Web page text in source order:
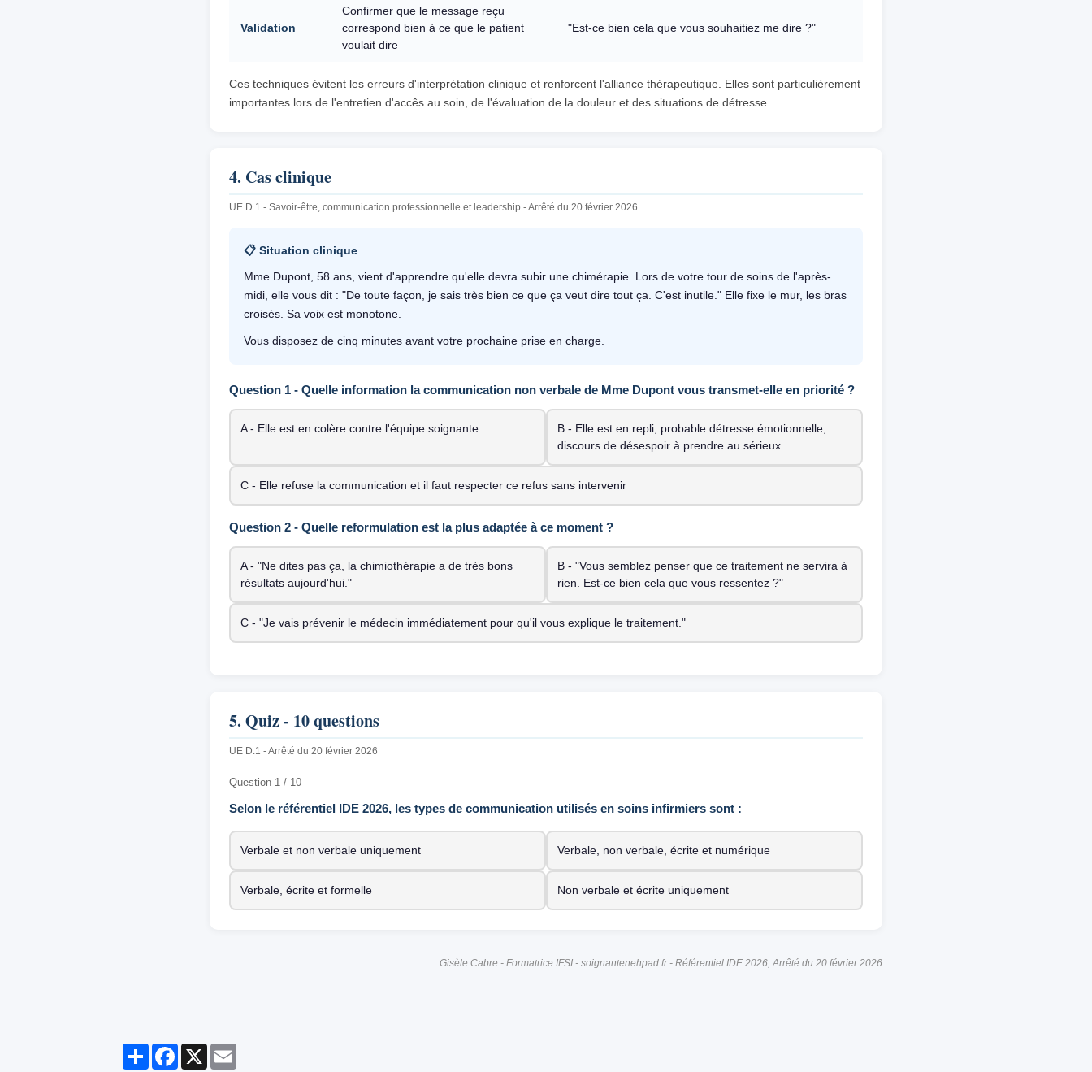
Validation
Confirmer que le message reçu
correspond bien à ce que le patient
voulait dire
"Est-ce bien cela que vous souhaitiez me dire ?"
Ces techniques évitent les erreurs d'interprétation clinique et renforcent l'alliance thérapeutique. Elles sont particulièrement
importantes lors de l'entretien d'accês au soin, de l'évaluation de la douleur et des situations de détresse.
4. Cas clinique
UE D.1 - Savoir-être, communication professionnelle et leadership - Arrêté du 20 février 2026
📋 Situation clinique
Mme Dupont, 58 ans, vient d'apprendre qu'elle devra subir une chimérapie. Lors de votre tour de soins de l'après-
midi, elle vous dit : "De toute façon, je sais très bien ce que ça veut dire tout ça. C'est inutile." Elle fixe le mur, les bras
croisés. Sa voix est monotone.
Vous disposez de cinq minutes avant votre prochaine prise en charge.
Question 1 - Quelle information la communication non verbale de Mme Dupont vous transmet-elle en priorité ?
A - Elle est en colère contre l'équipe soignante
B - Elle est en repli, probable détresse émotionnelle,
discours de désespoir à prendre au sérieux
C - Elle refuse la communication et il faut respecter ce refus sans intervenir
Question 2 - Quelle reformulation est la plus adaptée à ce moment ?
A - "Ne dites pas ça, la chimiothérapie a de très bons
résultats aujourd'hui."
B - "Vous semblez penser que ce traitement ne servira à
rien. Est-ce bien cela que vous ressentez ?"
C - "Je vais prévenir le médecin immédiatement pour qu'il vous explique le traitement."
5. Quiz - 10 questions
UE D.1 - Arrêté du 20 février 2026
Question 1 / 10
Selon le référentiel IDE 2026, les types de communication utilisés en soins infirmiers sont :
Verbale et non verbale uniquement Verbale, non verbale, écrite et numérique
Verbale, écrite et formelle Non verbale et écrite uniquement
Gisèle Cabre - Formatrice IFSI - soignantenehpad.fr - Référentiel IDE 2026, Arrêté du 20 février 2026
PartagerFacebook
X